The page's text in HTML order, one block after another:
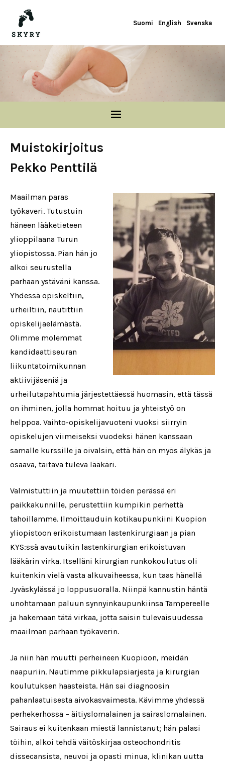
Suomi English Svenska
Muistokirjoitus
Pekko Penttilä
Maailman paras
työkaveri. Tutustuin
häneen lääketieteen
ylioppilaana Turun
yliopistossa. Pian hän jo
alkoi seurustella
parhaan ystäväni kanssa.
Yhdessä opiskeltiin,
urheiltiin, nautittiin
opiskelijaelämästä.
Olimme molemmat
kandidaattiseuran
liikuntatoimikunnan
aktiivijäseniä ja
urheilutapahtumia järjestettäessä huomasin, että tässä
on ihminen, jolla hommat hoituu ja yhteistyö on
helppoa. Vaihto-opiskelijavuoteni vuoksi siirryin
opiskelujen viimeiseksi vuodeksi hänen kanssaan
samalle kurssille ja oivalsin, että hän on myös älykäs ja
osaava, taitava tuleva lääkäri.
Valmistuttiin ja muutettiin töiden perässä eri
paikkakunnille, perustettiin kumpikin perhettä
tahoillamme. Ilmoittauduin kotikaupunkiini Kuopion
yliopistoon erikoistumaan lastenkirurgiaan ja pian
KYS:ssä avautuikin lastenkirurgian erikoistuvan
lääkärin virka. Itselläni kirurgian runkokoulutus oli
kuitenkin vielä vasta alkuvaiheessa, kun taas hänellä
Jyväskylässä jo loppusuoralla. Niinpä kannustin häntä
unohtamaan paluun synnyinkaupunkiinsa Tampereelle
ja hakemaan tätä virkaa, jotta saisin tulevaisuudessa
maailman parhaan työkaverin.
Ja niin hän muutti perheineen Kuopioon, meidän
naapuriin. Nautimme pikkulapsiarjesta ja kirurgian
koulutuksen haasteista. Hän sai diagnoosin
pahanlaatuisesta aivokasvaimesta. Kävimme yhdessä
perhekerhossa – äitiyslomalainen ja sairaslomalainen.
Sairaus ei kuitenkaan miestä lannistanut; hän palasi
töihin, alkoi tehdä väitöskirjaa osteochondritis
dissecansista, neuvoi ja opasti minua, klinikan uutta